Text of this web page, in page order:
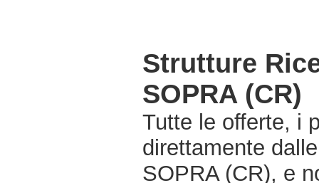
Strutture
SOPRA (CR)
Tutte le offerte, i
direttamente
SOPRA (CR), e